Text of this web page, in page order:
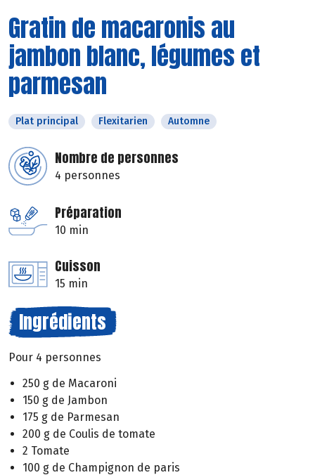
Gratin de macaronis au
jambon blanc, légumes et
parmesan
Plat principal Flexitarien Automne
Nombre de personnes
4 personnes
Préparation
10 min
Cuisson
15 min
Ingrédients
Pour 4 personnes
250 g de Macaroni
150 g de Jambon
175 g de Parmesan
200 g de Coulis de tomate
2 Tomate
100 g de Champignon de paris